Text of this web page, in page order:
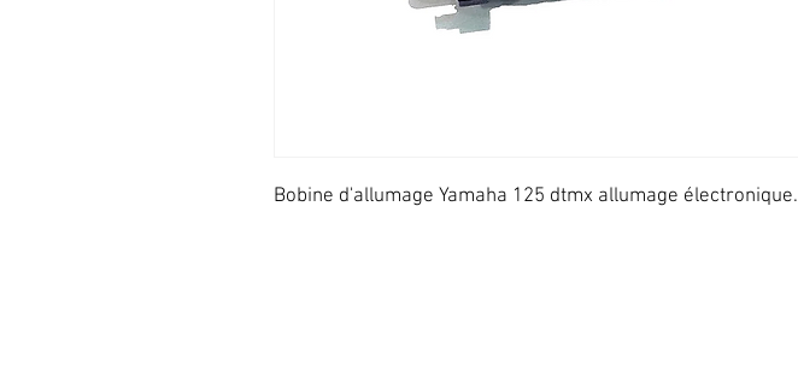
Bobine d'allumage Yamaha 125 dtmx allumage électronique.